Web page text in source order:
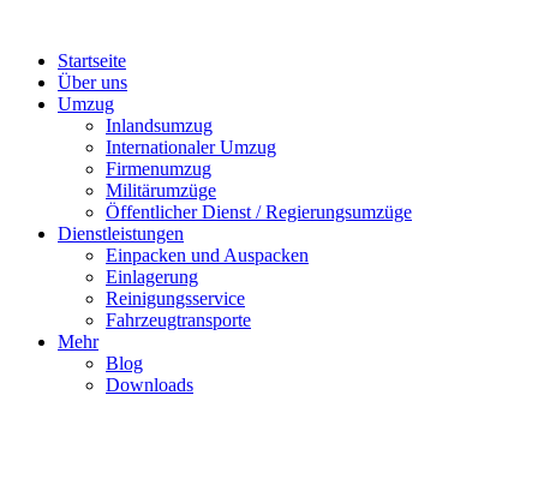
Startseite
Über uns
Umzug
Inlandsumzug
Internationaler Umzug
Firmenumzug
Militärumzüge
Öffentlicher Dienst / Regierungsumzüge
Dienstleistungen
Einpacken und Auspacken
Einlagerung
Reinigungsservice
Fahrzeugtransporte
Mehr
Blog
Downloads